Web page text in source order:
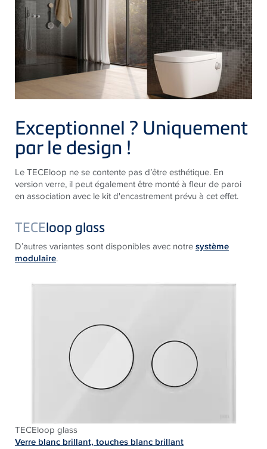
Exceptionnel ? Uniquement
par le design !
Le TECEloop ne se contente pas d’être esthétique. En
version verre, il peut également être monté à fleur de paroi
en association avec le kit d'encastrement prévu à cet effet.
TECEloop glass
D’autres variantes sont disponibles avec notresystème
modulaire.
TECEloop glass
Verre blanc brillant, touches blanc brillant